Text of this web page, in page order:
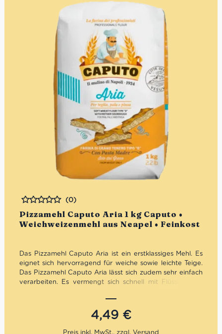
Pizzamehl Caputo Aria 1 kg Caputo •
Weichweizenmehl aus Neapel • Feinkost
Bewertet
(0)
Das Pizzamehl Caputo Aria ist ein erstklassiges Mehl. Es
eignet sich hervorragend für weiche sowie leichte Teige.
Das Pizzamehl Caputo Aria lässt sich zudem sehr einfach
verarbeiten. Es vermengt sich schnell mit Flüssigkeiten
Geschmack. Aria ist das neue Mehl von Caputo, das wie
immer ausschließlich aus Weizen mit Sauerteig hergestellt
wird. Es ist ideal für die Zubereitung von köstlichen
Blechpizzen, Pala-Pizzen und Pinsas: Es garantiert
4,49 €